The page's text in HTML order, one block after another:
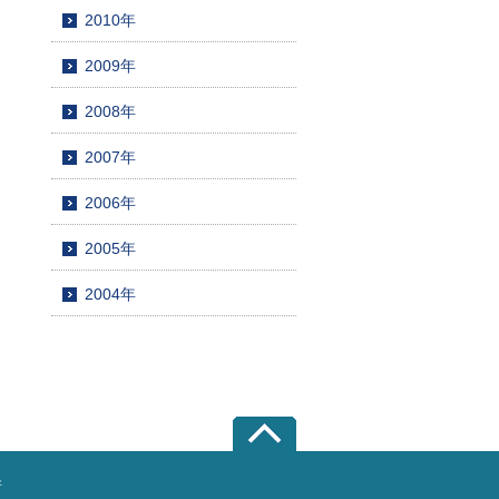
2010年
2009年
2008年
2007年
2006年
2005年
2004年